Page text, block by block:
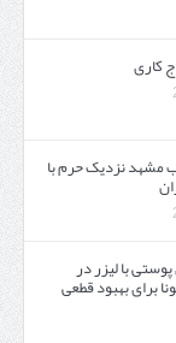
کاری
مشهد نزدیک حرم با
با لیزر در
برای بهبود قطعی